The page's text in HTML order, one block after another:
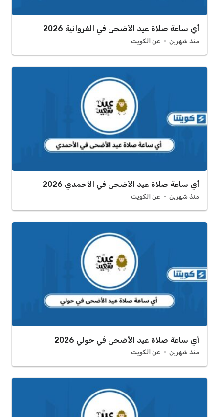
أي ساعة صلاة عيد الأضحى في الفروانية 2026
منذ شهرين عن الكويت
أي ساعة صلاة عيد الأضحى في الأحمدي 2026
منذ شهرين عن الكويت
أي ساعة صلاة عيد الأضحى في حولي 2026
منذ شهرين عن الكويت